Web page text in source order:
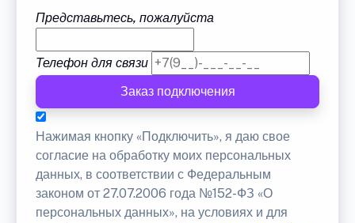
Представьтесь, пожалуйста
Телефон для связи
Заказ подключения
Нажимая кнопку «Подключить», я даю свое
согласие на обработку моих персональных
данных, в соответствии с Федеральным
законом от 27.07.2006 года №152-ФЗ «О
персональных данных», на условиях и для